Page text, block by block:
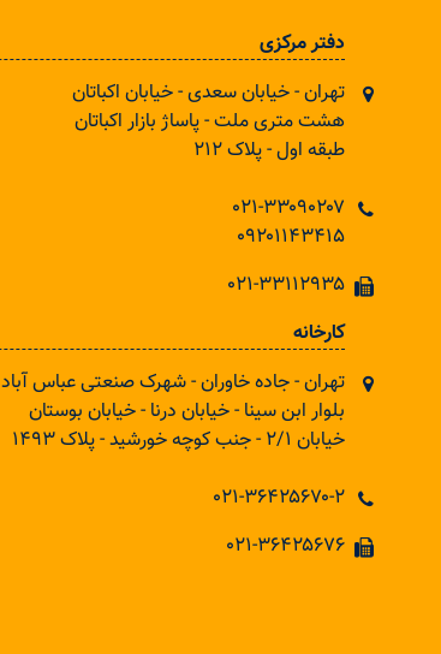
دفتر مرکزی
تهران - خیابان سعدی - خیابان اکباتان
هشت متری ملت - پاساژ بازار اکباتان
طبقه اول - پلاک ۲۱۲
۰۲۱-۳۳۰۹۰۲۰۷
۰۹۲۰۱۱۴۳۴۱۵
۰۲۱-۳۳۱۱۲۹۳۵
کارخانه
تهران - جاده خاوران - شهرک صنعتی عباس آباد
بلوار ابن سینا - خیابان درنا - خیابان بوستان
خیابان ۲/۱ - جنب کوچه خورشید - پلاک ۱۴۹۳
۰۲۱-۳۶۴۲۵۶۷۰-۲
۰۲۱-۳۶۴۲۵۶۷۶